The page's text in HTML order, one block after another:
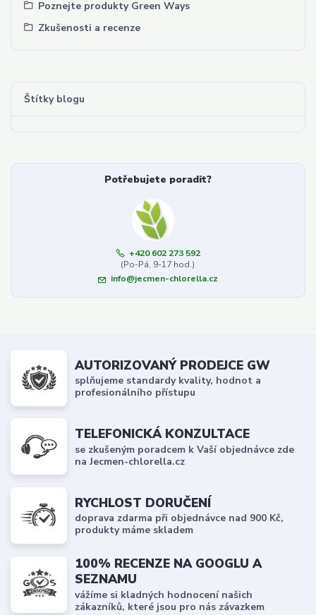
Poznejte produkty Green Ways
Zkušenosti a recenze
Štítky blogu
Potřebujete poradit?
+420 602 273 592
(Po-Pá, 9-17 hod.)
info@jecmen-chlorella.cz
AUTORIZOVANÝ PRODEJCE GW
splňujeme standardy kvality, hodnot a
profesionálního přístupu
TELEFONICKÁ KONZULTACE
se zkušeným poradcem k Vaší objednávce zde
na Jecmen-chlorella.cz
RYCHLOST DORUČENÍ
doprava zdarma při objednávce nad 900 Kč,
produkty máme skladem
100% RECENZE NA GOOGLU A
SEZNAMU
vážíme si kladných hodnocení našich
zákazníků, které jsou pro nás závazkem